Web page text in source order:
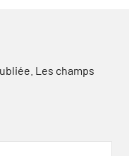
Les champs